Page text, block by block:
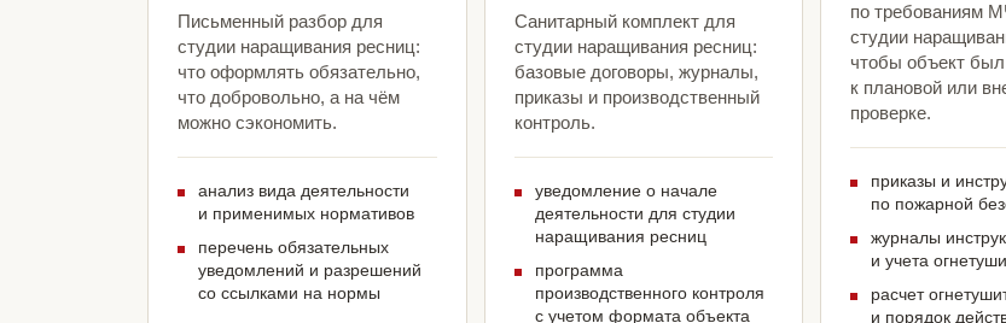
Письменный разбор для
студии наращивания ресниц:
что оформлять обязательно,
что добровольно, а на чём
можно сэкономить.
анализ вида деятельности
и применимых нормативов
перечень обязательных
уведомлений и разрешений
со ссылками на нормы
Санитарный комплект для
студии наращивания ресниц:
базовые договоры, журналы,
приказы и производственный
контроль.
уведомление о начале
деятельности для студии
наращивания ресниц
программа
производственного контроля
с учетом формата объекта
по требованиям
студии
чтобы объект был
к плановой или
проверке.
приказы и
по пожарной
журналы
и учета
расчет
и порядок